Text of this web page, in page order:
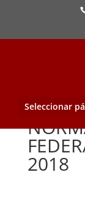
Seleccionar
2018